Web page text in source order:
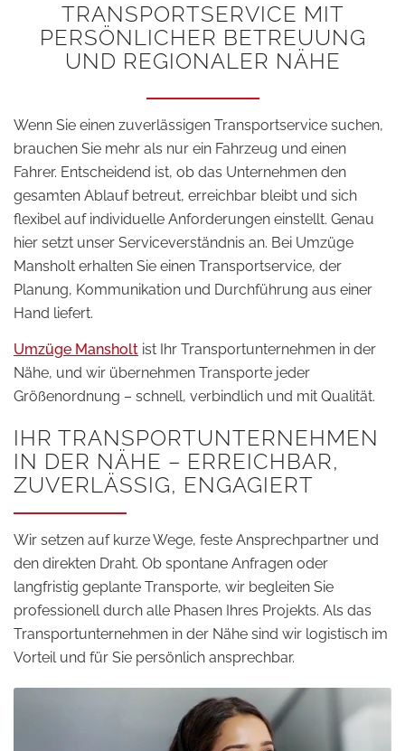
TRANSPORTSERVICE MIT
PERSÖNLICHER BETREUUNG
UND REGIONALER NÄHE
Wenn Sie einen zuverlässigen Transportservice suchen,
brauchen Sie mehr als nur ein Fahrzeug und einen
Fahrer. Entscheidend ist, ob das Unternehmen den
gesamten Ablauf betreut, erreichbar bleibt und sich
flexibel auf individuelle Anforderungen einstellt. Genau
hier setzt unser Serviceverständnis an. Bei Umzüge
Mansholt erhalten Sie einen Transportservice, der
Planung, Kommunikation und Durchführung aus einer
Hand liefert.
Umzüge Mansholt ist Ihr Transportunternehmen in der
Nähe, und wir übernehmen Transporte jeder
Größenordnung – schnell, verbindlich und mit Qualität.
IHR TRANSPORTUNTERNEHMEN
IN DER NÄHE – ERREICHBAR,
ZUVERLÄSSIG, ENGAGIERT
Wir setzen auf kurze Wege, feste Ansprechpartner und
den direkten Draht. Ob spontane Anfragen oder
langfristig geplante Transporte, wir begleiten Sie
professionell durch alle Phasen Ihres Projekts. Als das
Transportunternehmen in der Nähe sind wir logistisch im
Vorteil und für Sie persönlich ansprechbar.